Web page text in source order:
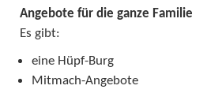
Angebote für die ganze Familie
Es gibt:
eine Hüpf-Burg
Mitmach-Angebote